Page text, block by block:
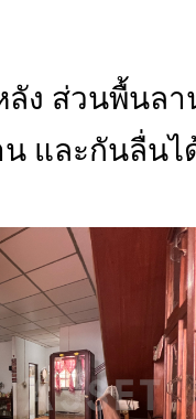
ง ส่วนพื้นลา
และกันลื่นไ